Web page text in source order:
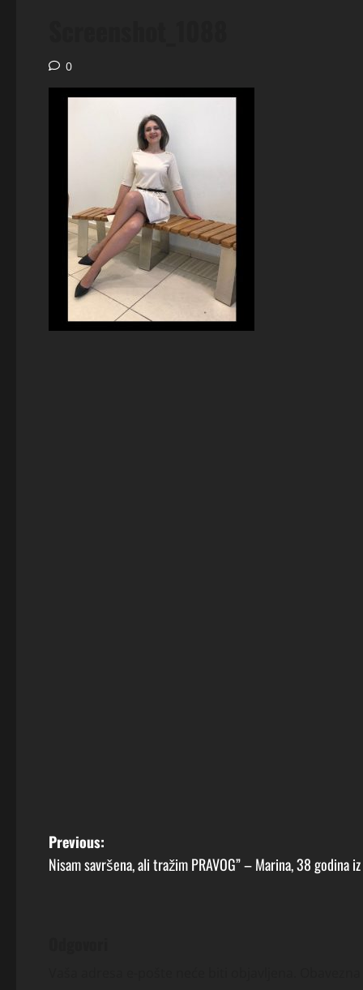
0
P
o
Previous:
Nisam savršena, ali tražim PRAVOG” – Marina, 38 godina